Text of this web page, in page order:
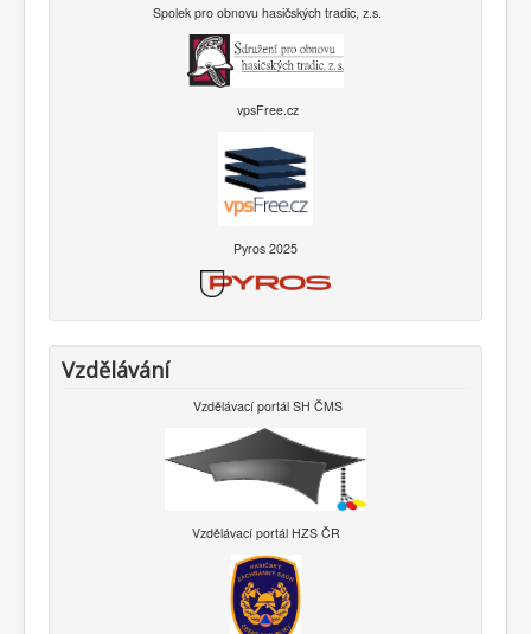
Spolek pro obnovu hasičských tradic, z.s.
vpsFree.cz
Pyros 2025
Vzdělávání
Vzdělávací portál SH ČMS
Vzdělávací portál HZS ČR